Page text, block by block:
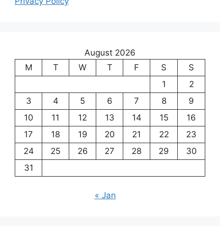
August 2026
M
T W T F S
S
1
2
3
4 5 6 7 8
9
10
11 12 13 14 15
16
17
18 19 20 21 22
23
24
25 26 27 28 29
30
31
« Jan